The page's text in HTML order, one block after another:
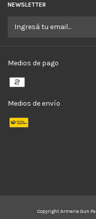
NEWSLETTER
Medios de pago
Medios de envío
Copyright Armeria Gun